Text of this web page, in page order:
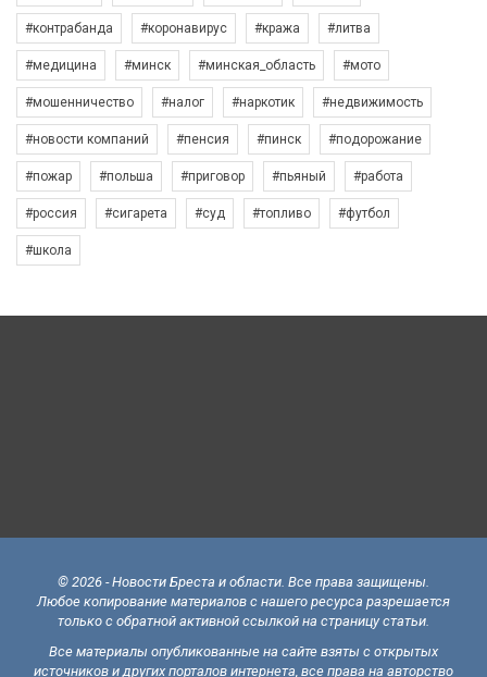
#контрабанда #коронавирус #кража #литва
#медицина #минск #минская_область #мото
#мошенничество #налог #наркотик #недвижимость
#новости компаний #пенсия #пинск #подорожание
#пожар #польша #приговор #пьяный #работа
#россия #сигарета #суд #топливо #футбол
#школа
© 2026 - Новости Бреста и области. Все права защищены.
Любое копирование материалов с нашего ресурса разрешается
только с обратной активной ссылкой на страницу статьи.
Все материалы опубликованные на сайте взяты с открытых
источников и других порталов интернета, все права на авторство